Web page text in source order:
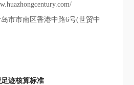
市市南区香港中路6号(世贸中
迹核算标准